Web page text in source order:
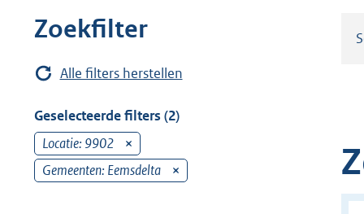
Zoekfilter
Alle filters herstellen
Geselecteerde filters (2)
Locatie: 9902
e
r
Gemeenten: Eemsdelta